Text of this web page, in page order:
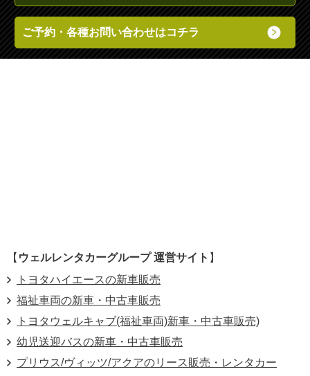
ご予約・各種お問い合わせはコチラ
【 ウェルレンタカーグループ 運営サイト 】
トヨタハイエースの新車販売
福祉車両の新車・中古車販売
トヨタウェルキャブ(福祉車両)新車・中古車販売)
幼児送迎バスの新車・中古車販売
プリウス/ヴィッツ/アクアのリース販売・レンタカー